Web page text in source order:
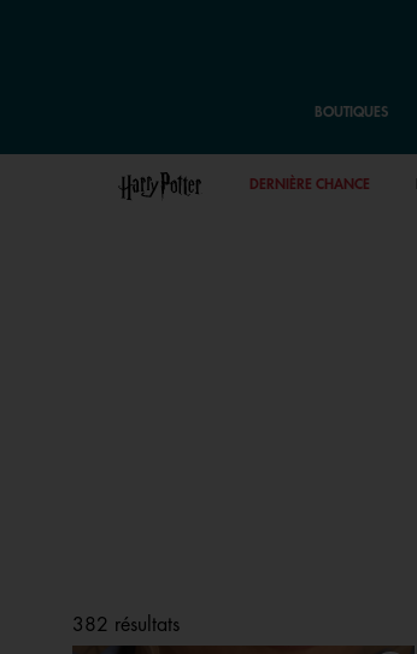
BOUTIQUES
DERNIÈRE CHANCE
382 résultats